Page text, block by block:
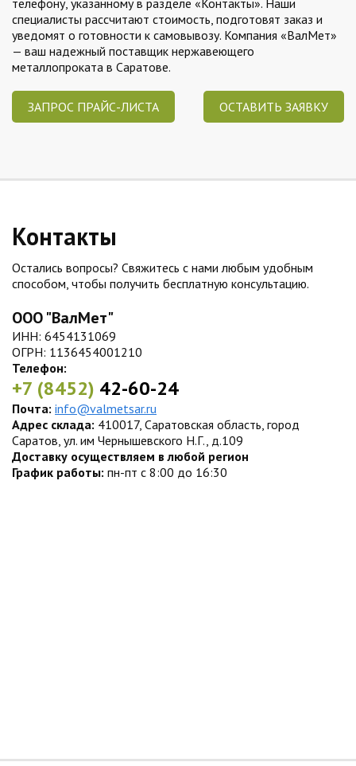
телефону, указанному в разделе «Контакты». Наши
специалисты рассчитают стоимость, подготовят заказ и
уведомят о готовности к самовывозу. Компания «ВалМет»
— ваш надежный поставщик нержавеющего
металлопроката в Саратове.
ЗАПРОС ПРАЙС-ЛИСТА ОСТАВИТЬ ЗАЯВКУ
Контакты
Остались вопросы? Свяжитесь с нами любым удобным
способом, чтобы получить бесплатную консультацию.
ООО "ВалМет"
ИНН: 6454131069
ОГРН: 1136454001210
Телефон:
+7 (8452) 42-60-24
Почта: info@valmetsar.ru
Адрес склада: 410017, Саратовская область, город
Саратов, ул. им Чернышевского Н.Г., д.109
Доставку осуществляем в любой регион
График работы: пн-пт с 8:00 до 16:30